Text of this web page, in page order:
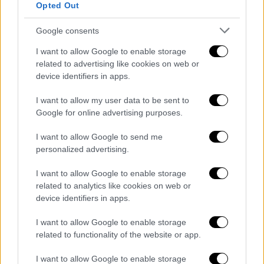
Opted Out
Google consents
I want to allow Google to enable storage
related to advertising like cookies on web or
device identifiers in apps.
I want to allow my user data to be sent to
Google for online advertising purposes.
I want to allow Google to send me
personalized advertising.
I want to allow Google to enable storage
related to analytics like cookies on web or
device identifiers in apps.
I want to allow Google to enable storage
related to functionality of the website or app.
I want to allow Google to enable storage
ως τα γενέθλια της μητέρας του
, της Ιερής Μητέρας της Επανάστασης.
ρισκάρουν τα πάντα για να συγκεντρωθούν
την ημέρα των Χριστουγέννων και να
στον κόσμο», λέει ένας εκπρόσωπος των
Open Doors (θρησκευτική οργάνωση που
υποστηρίζει τους διωκόμενους
χριστιανούς). «Μια από μόνο δύο άτομα σε
ένα παγκάκι του πάρκου που σιγοψιθυρίζουν
προσευχές είναι ο τρόπος εορτασμού».
Επιπλέον, το 2013 , η χώρα του Κιμ παραλίγο
να κηρύξει πόλεμο στηΝότια Κορέα
λόγω
του γιγαντιαίου χριστουγεννιάτικου